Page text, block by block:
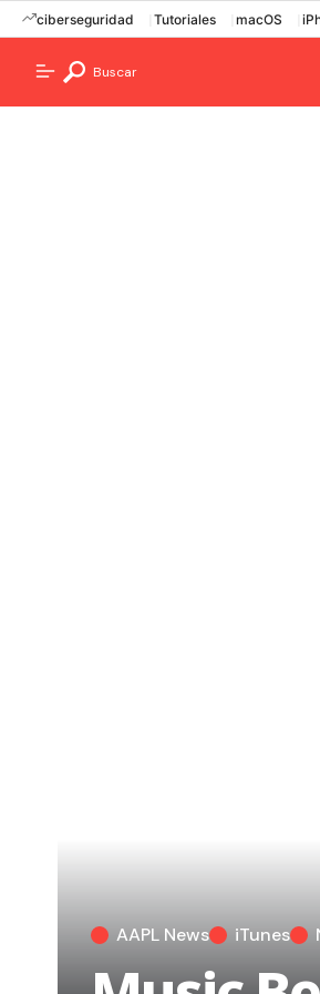
ciberseguridad Tutoriales macOS
Buscar
AAPL News iTunes